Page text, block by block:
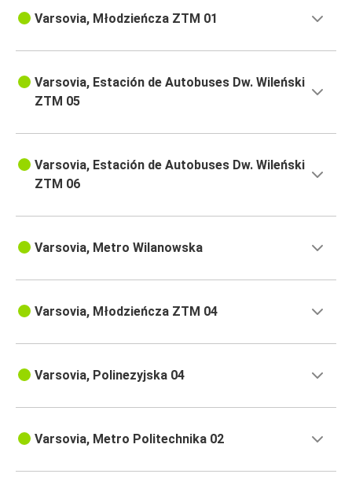
Varsovia, Młodzieńcza ZTM 01
Varsovia, Estación de Autobuses Dw. Wileński
ZTM 05
Varsovia, Estación de Autobuses Dw. Wileński
ZTM 06
Varsovia, Metro Wilanowska
Varsovia, Młodzieńcza ZTM 04
Varsovia, Polinezyjska 04
Varsovia, Metro Politechnika 02